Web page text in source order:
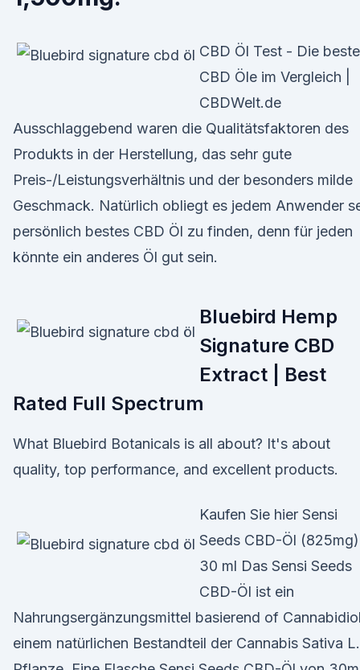
CBD Öl Test - Die
CBD Öle im Vergleich |
CBDWelt.de
Ausschlaggebend waren die Qualitätsfaktoren des
Produkts in der Herstellung, das sehr gute
Preis-/Leistungsverhältnis und der besonders milde
Geschmack. Natürlich obliegt es jedem Anwender
persönlich bestes CBD Öl zu finden, denn für jeden
könnte ein anderes Öl gut sein.
Bluebird Hemp
Signature CBD
Extract | Best
Rated Full Spectrum
What Bluebird Botanicals is all about? It's about
quality, top performance, and excellent products.
Kaufen Sie hier Sensi
Seeds CBD-Öl
30 ml Das Sensi Seeds
CBD-Öl ist ein
Nahrungsergänzungsmittel basierend of
einem natürlichen Bestandteil der Cannabis Sativa L.